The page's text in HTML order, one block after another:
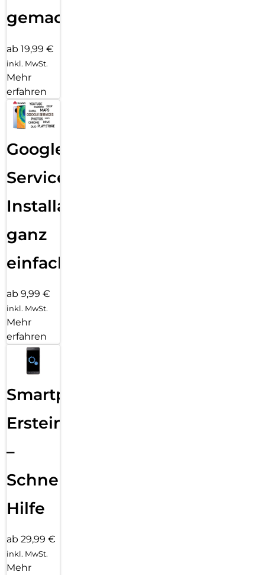
gemacht!
ab 19,99 €
inkl. MwSt.
Mehr
erfahren
Google
Services
Installation
ganz
einfach
ab 9,99 €
inkl. MwSt.
Mehr
erfahren
Smartphone
Ersteinrichtung
–
Schnelle
Hilfe
ab 29,99 €
inkl. MwSt.
Mehr